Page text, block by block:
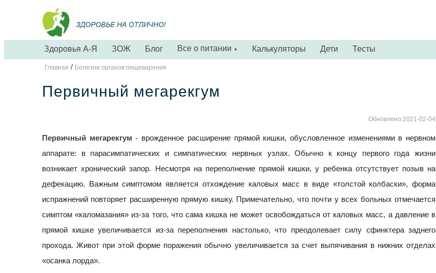
Здоровья А-Я ЗОЖ Блог Все о питании ▼ Калькуляторы Дети Тесты
Главная / Болезни органов пищеварения
Первичный мегарекгум
Обновлено:2021-02-04
Первичный мегарекгум- врожденное расширение прямой кишки, обусловленное изменениями в нервном
аппарате: в парасимпатических и симпатических нервных узлах. Обычно к концу первого года жизни
возникает хронический запор. Несмотря на переполнение прямой кишки, у ребенка отсутствует позыв на
дефекацию. Важным симптомом является отхождение каловых масс в виде «толстой колбаски», форма
испражнений повторяет расширенную прямую кишку. Примечательно, что почти у всех больных отмечается
симптом «каломазания» из-за того, что сама кишка не может освобождаться от каловых мaсc, а давление в
прямой кишке увеличивается из-за переполнения настолько, что преодолевает силу сфинктера заднего
прохода. Живот при этой форме поражения обычно увеличивается за счет выпячивания в нижних отделах
«осанка лорда».